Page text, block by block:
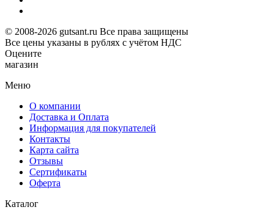
© 2008-2026 gutsant.ru Все права защищены
Все цены указаны в рублях с учётом НДС
Оцените
магазин
Меню
О компании
Доставка и Оплата
Информация для покупателей
Контакты
Карта сайта
Отзывы
Сертификаты
Оферта
Каталог